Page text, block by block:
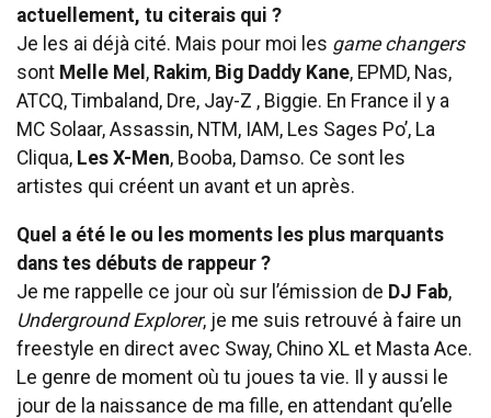
actuellement, tu citerais qui ?
Je les ai déjà cité. Mais pour moi les game changers
sont Melle Mel , Rakim, Big Daddy Kane, EPMD, Nas,
ATCQ, Timbaland, Dre, Jay-Z , Biggie. En France il y a
MC Solaar, Assassin, NTM, IAM, Les Sages Po’, La
Cliqua, Les X-Men, Booba, Damso. Ce sont les
artistes qui créent un avant et un après.
Quel a été le ou les moments les plus marquants
dans tes débuts de rappeur ?
Je me rappelle ce jour où sur l’émission de DJ Fab,
Underground Explorer, je me suis retrouvé à faire un
freestyle en direct avec Sway, Chino XL et Masta Ace.
Le genre de moment où tu joues ta vie. Il y aussi le
jour de la naissance de ma fille, en attendant qu’elle